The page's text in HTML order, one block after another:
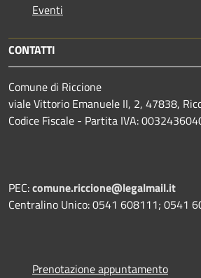
Eventi
CONTATTI
Comune di Riccione
viale Vittorio Emanuele II, 2, 47838,
Codice Fiscale - Partita IVA:
PEC:comune.riccione@legalmail.it
Centralino Unico: 0541 608111; 0541
Prenotazione appuntamento